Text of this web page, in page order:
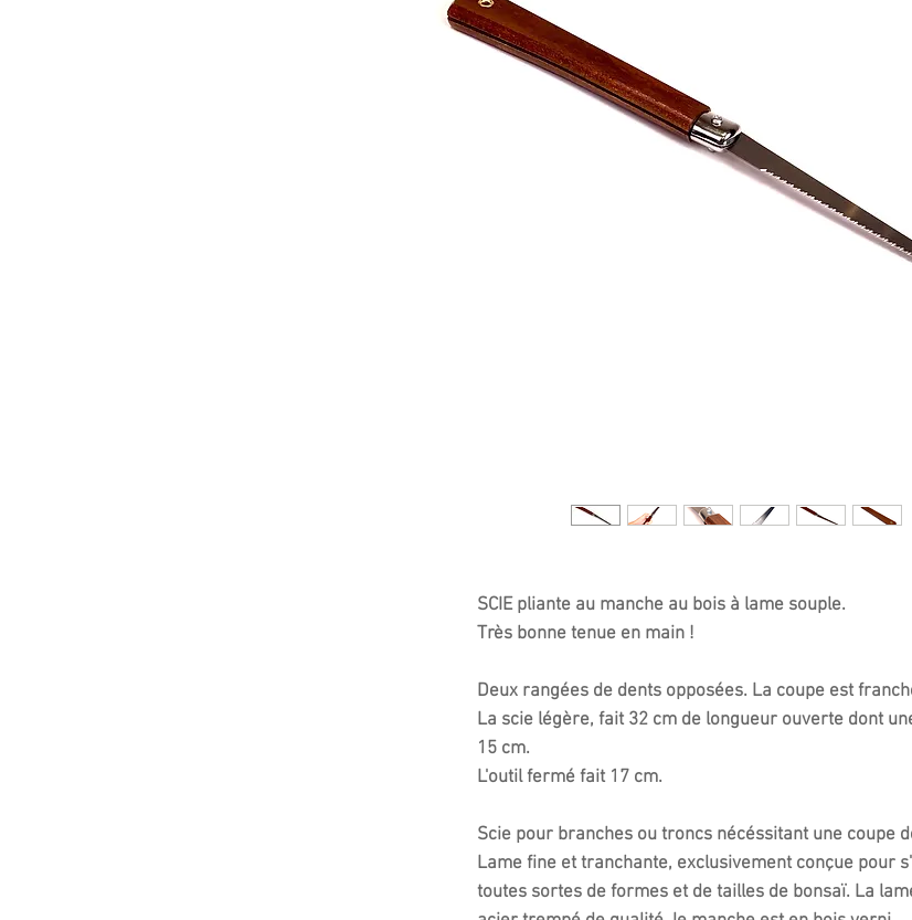
SCIE pliante au manche au bois à lame souple.
Très bonne tenue en main !
Deux rangées de dents opposées. La coupe est
La scie légère, fait 32 cm de longueur ouverte dont
15 cm.
L'outil fermé fait 17 cm.
Scie pour branches ou troncs nécéssitant une coupe
Lame fine et tranchante, exclusivement conçue pour
toutes sortes de formes et de tailles de bonsaï. La